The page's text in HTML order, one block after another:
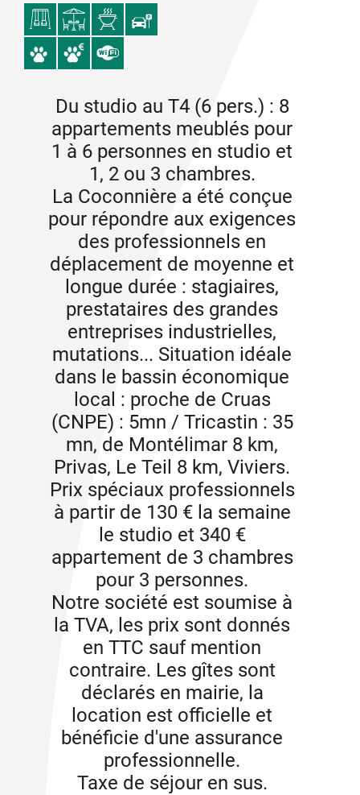
Du studio au T4 (6 pers.) : 8
appartements meublés pour
1 à 6 personnes en studio et
1, 2 ou 3 chambres.
La Coconnière a été conçue
pour répondre aux exigences
des professionnels en
déplacement de moyenne et
longue durée : stagiaires,
prestataires des grandes
entreprises industrielles,
mutations... Situation idéale
dans le bassin économique
local : proche de Cruas
(CNPE) : 5mn / Tricastin : 35
mn, de Montélimar 8 km,
Privas, Le Teil 8 km, Viviers.
Prix spéciaux professionnels
à partir de 130 € la semaine
le studio et 340 €
appartement de 3 chambres
pour 3 personnes.
Notre société est soumise à
la TVA, les prix sont donnés
en TTC sauf mention
contraire. Les gîtes sont
déclarés en mairie, la
location est officielle et
bénéficie d'une assurance
professionnelle.
Taxe de séjour en sus.